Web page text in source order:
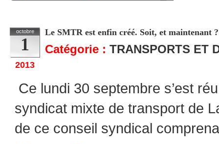
octobre
1
2013
Le SMTR est enfin créé. Soit, et maintenant ?
Catégorie : TRANSPORTS ET
Ce lundi 30 septembre s’est
syndicat mixte de transport de
de ce conseil syndical